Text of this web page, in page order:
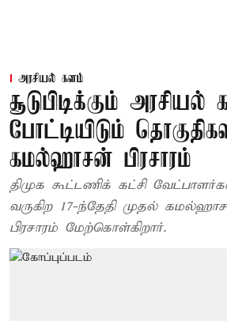
அரசியல் களம்
சூடுபிடிக்கும்
போட்டியிடும்
கமல்ஹாசன் பிரசாரம்
திமுக கூட்டணிக் கட்சி
வருகிற 17-ந்தேதி முதல்
பிரசாரம் மேற்கொள்கிறார்.